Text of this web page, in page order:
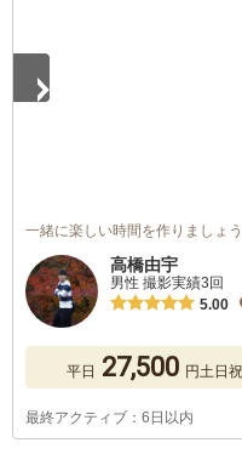
一緒に楽しい時間を作りましょう
高橋由宇
男性 撮影実績3回
5.00
平日 27,500 円土日祝
最終アクティブ：6日以内